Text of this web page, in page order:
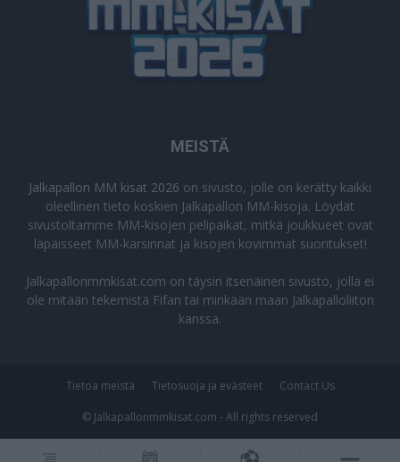
MEISTÄ
Jalkapallon MM kisat 2026 on sivusto, jolle on kerätty kaikki
oleellinen tieto koskien Jalkapallon MM-kisoja. Löydät
sivustoltamme MM-kisojen pelipaikat, mitkä joukkueet ovat
läpäisseet MM-karsinnat ja kisojen kovimmat suoritukset!
Jalkapallonmmkisat.com on täysin itsenäinen sivusto, jolla ei
ole mitään tekemistä Fifan tai minkään maan Jalkapalloliiton
kanssa.
Tietoa meistä Tietosuoja ja evästeet Contact Us
© Jalkapallonmmkisat.com - All rights reserved